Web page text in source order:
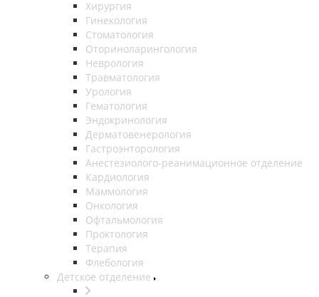
Хирургия
Гинекология
Стоматология
Оториноларингология
Неврология
Травматология
Урология
Гематология
Эндокринология
Дерматовенерология
Гастроэнторология
Анестезиолого-реанимационное отделение
Кардиология
Маммология
Онкология
Офтальмология
Проктология
Терапия
Флебология
Детское отделение